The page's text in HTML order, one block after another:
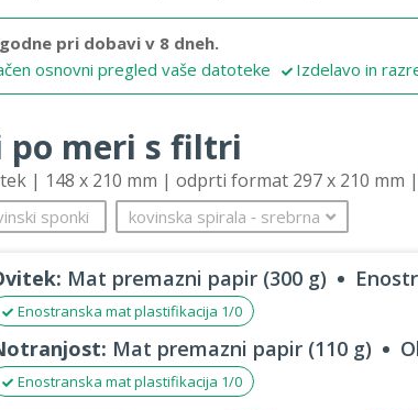
pri dobavi v 8 dneh.
osnovni pregled vaše datoteke Izdelavo in
po meri s filtri
| 148 x 210 mm | odprti format 297 x 210 mm |
sponki kovinska spirala ‐ srebrna
Mat premazni papir (300 g)
Enostranska mat plastifikacija 1/0
Mat premazni papir (110 g)
Enostranska mat plastifikacija 1/0